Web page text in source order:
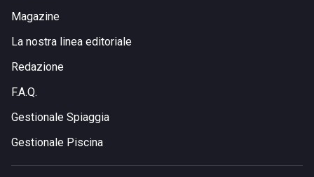
Magazine
La nostra linea editoriale
Redazione
F.A.Q.
Gestionale Spiaggia
Gestionale Piscina